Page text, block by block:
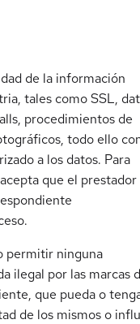
de la información
tales como SSL,
procedimientos de
todo ello
a los datos. Para
que el prestador
permitir ninguna
ilegal por las marcas
que pueda o
de los mismos o